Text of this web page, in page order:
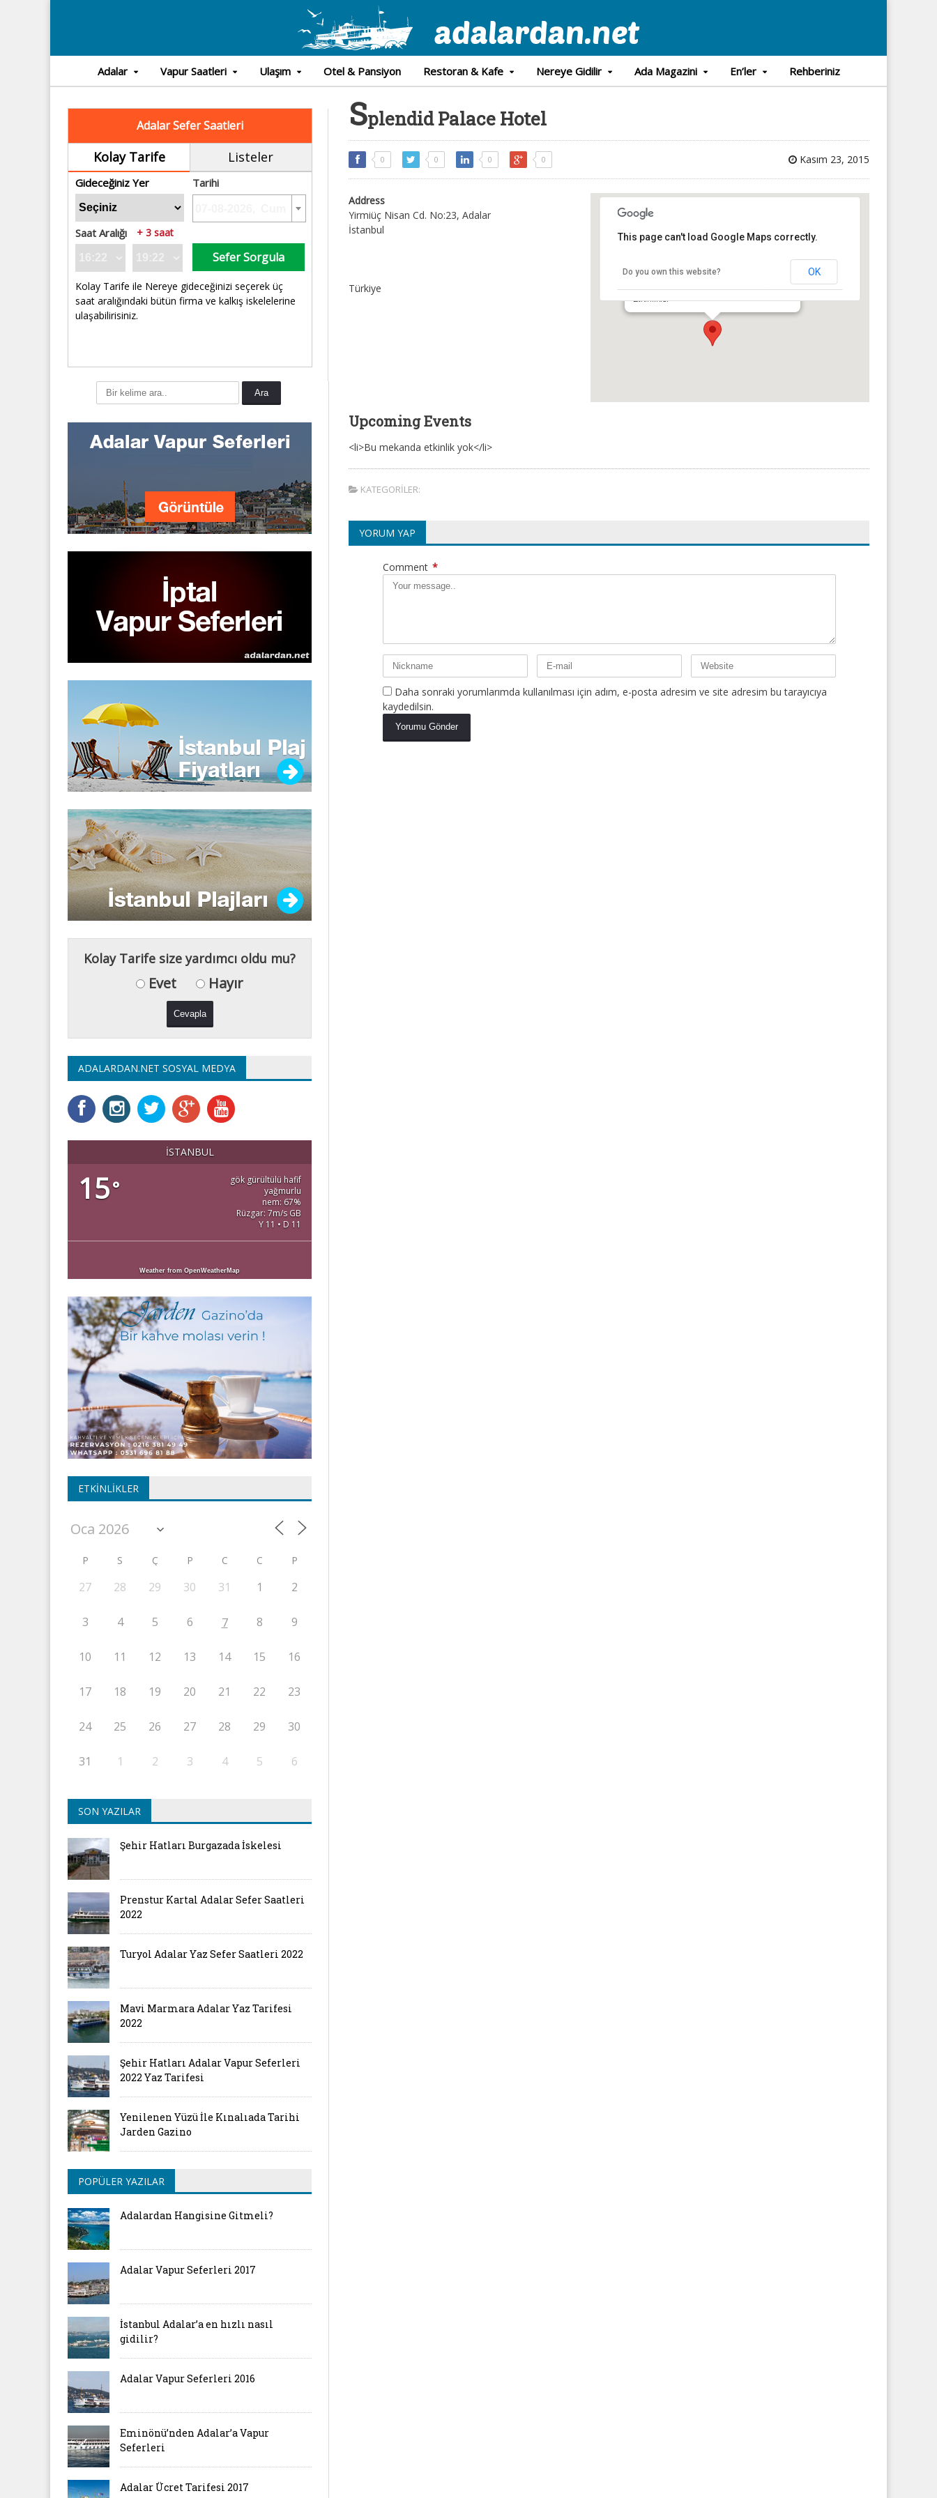
Adalar Vapur Saatleri Ulaşım Otel & Pansiyon Restoran & Kafe Nereye Gidilir Ada Magazini En’ler Rehberiniz
Adalar Sefer Saatleri
Kolay Tarife Listeler
Gideceğiniz Yer Tarihi
Saat Aralığı + 3 saat
Sefer Sorgula
Kolay Tarife ile Nereye gideceğinizi seçerek üç
saat aralığındaki bütün firma ve kalkış iskelelerine
ulaşabilirisiniz.
Splendid Palace Hotel
0 0 0 0 Kasım 23, 2015
Splendid Palace Hotel
Yirmiüç Nisan Cd. No:23, Adalar - İstanbul
Etkinlikler
This page can't load Google Maps correctly.
Do you own this website? OK
Address
Yirmiüç Nisan Cd. No:23, Adalar
İstanbul
Türkiye
Upcoming Events
<li>Bu mekanda etkinlik yok</li>
KATEGORILER:
YORUM YAP
Comment *
Daha sonraki yorumlarımda kullanılması için adım, e-posta adresim ve site adresim bu tarayıcıya
kaydedilsin.
Kolay Tarife size yardımcı oldu mu?
Evet Hayır
ADALARDAN.NET SOSYAL MEDYA
İSTANBUL
15°
gök gürültülü hafif
yağmurlu
nem: 67%
Rüzgar: 7m/s GB
Y 11 • D 11
Weather from OpenWeatherMap
ETKINLIKLER
P S Ç P C C P
27 28 29 30 31 1 2
3 4 5 6 7 8 9
10 11 12 13 14 15 16
17 18 19 20 21 22 23
24 25 26 27 28 29 30
31 1 2 3 4 5 6
SON YAZILAR
Şehir Hatları Burgazada İskelesi
Prenstur Kartal Adalar Sefer Saatleri
2022
Turyol Adalar Yaz Sefer Saatleri 2022
Mavi Marmara Adalar Yaz Tarifesi
2022
Şehir Hatları Adalar Vapur Seferleri
2022 Yaz Tarifesi
Yenilenen Yüzü İle Kınalıada Tarihi
Jarden Gazino
POPÜLER YAZILAR
Adalardan Hangisine Gitmeli?
Adalar Vapur Seferleri 2017
İstanbul Adalar’a en hızlı nasıl
gidilir?
Adalar Vapur Seferleri 2016
Eminönü’nden Adalar’a Vapur
Seferleri
Adalar Ücret Tarifesi 2017